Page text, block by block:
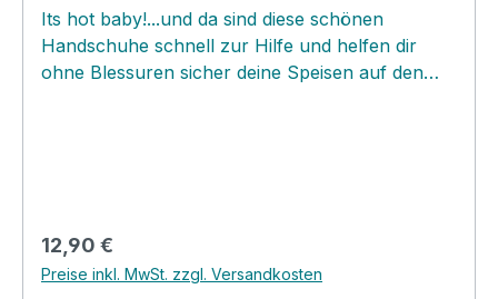
Its hot baby!...und da sind diese schönen
Handschuhe schnell zur Hilfe und helfen dir
ohne Blessuren sicher deine Speisen auf den
des neutralen‚ Musters perfekt zu jeglicher
Einrichtung‚ und sind schnell zur Stelle, wenn
es mal wieder heiss her geht.
Regulärer Preis:
12,90 €
Preise inkl. MwSt. zzgl. Versandkosten